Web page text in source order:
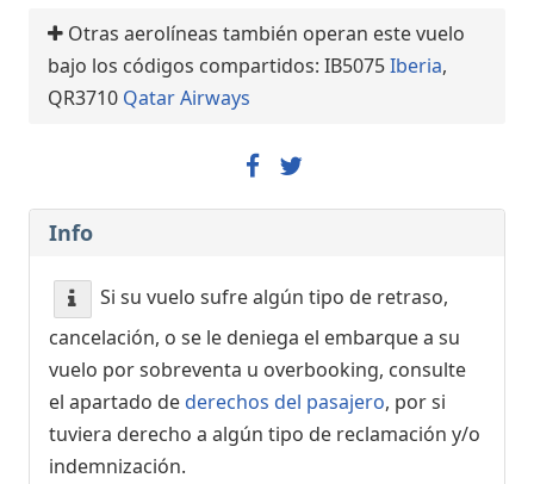
Otras aerolíneas también operan este vuelo
bajo los códigos compartidos: IB5075Iberia,
QR3710 Qatar Airways
Info
Si su vuelo sufre algún tipo de retraso,
cancelación, o se le deniega el embarque a su
vuelo por sobreventa u overbooking, consulte
el apartado dederechos del pasajero, por si
tuviera derecho a algún tipo de reclamación y/o
indemnización.